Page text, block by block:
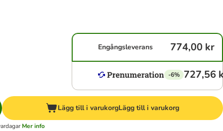
Engångsleverans 774,00 kr
-6% 727,56
Lägg till i varukorgLägg till i varukorg
Mer info